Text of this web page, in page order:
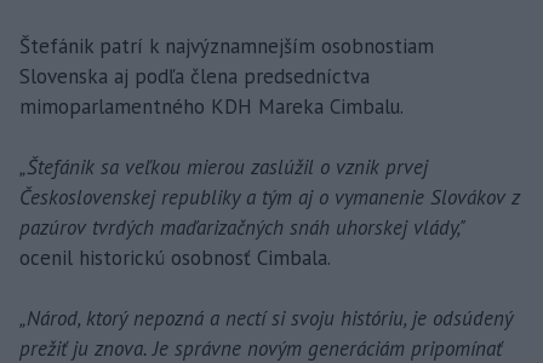
Štefánik patrí k najvýznamnejším osobnostiam
Slovenska aj podľa člena predsedníctva
mimoparlamentného KDH Mareka Cimbalu.
„Štefánik sa veľkou mierou zaslúžil o vznik prvej
Československej republiky a tým aj o vymanenie Slovákov z
pazúrov tvrdých maďarizačných snáh uhorskej vlády,"
ocenil historickú osobnosť Cimbala.
„Národ, ktorý nepozná a nectí si svoju históriu, je odsúdený
prežiť ju znova. Je správne novým generáciám pripomínať